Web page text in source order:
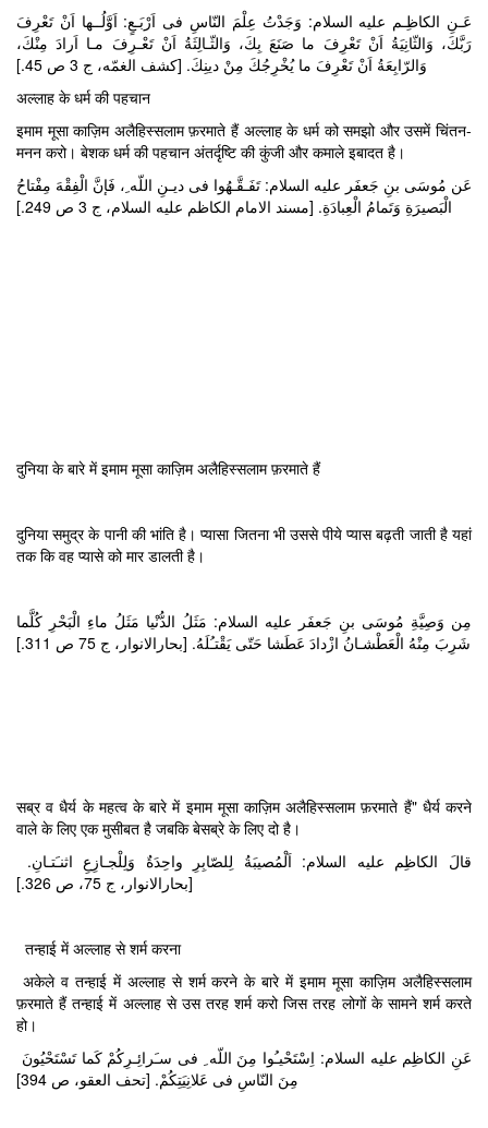
عَـنِ الكاظِـم عليه السلام: وَجَدْتُ عِلْمَ النّاسِ فى اَرْبَـعٍ: اَوَّلُــها اَنْ تَعْرِفَ
رَبَّكَ، وَالثّانِيَةُ اَنْ تَعْرِفَ ما صَنَعَ بِكَ، وَالثّـالِثَةُ اَنْ تَعْـرِفَ مـا اَرادَ مِنْكَ،
وَالرّابِعَةُ اَنْ تَعْرِفَ ما يُخْرِجُكَ مِنْ دينِكَ. [كشف الغمّه، ج 3 ص 45.]
अल्लाह के धर्म की पहचान
इमाम मूसा काज़िम अलैहिस्सलाम फ़रमाते हैं अल्लाह के धर्म को समझो और उसमें चिंतन-
मनन करो। बेशक धर्म की पहचान अंतर्दृष्टि की कुंजी और कमाले इबादत है।
عَن مُوسَى بنِ جَعفَر عليه السلام: تَفَـقَّـهُوا فى ديـنِ اللّه ِ، فَإنَّ الْفِقْهَ مِفْتاحُ
الْبَصيرَةِ وَتَمامُ الْعِبادَةِ. [مسند الامام الكاظم عليه السلام، ج 3 ص 249.]
दुनिया के बारे में इमाम मूसा काज़िम अलैहिस्सलाम फ़रमाते हैं
दुनिया समुद्र के पानी की भांति है। प्यासा जितना भी उससे पीये प्यास बढ़ती जाती है यहां
तक कि वह प्यासे को मार डालती है।
مِن وَصِيَّةِ مُوسَى بنِ جَعفَر عليه السلام: مَثَلُ الدُّنْيا مَثَلُ ماءِ الْبَحْرِ كُلَّما
شَرِبَ مِنْهُ الْعَطْشـانُ ازْدادَ عَطَشا حَتّى يَقْتـُلَهُ. [بحارالانوار، ج 75 ص 311.]
सब्र व धैर्य के महत्व के बारे में इमाम मूसा काज़िम अलैहिस्सलाम फ़रमाते हैं" धैर्य करने
वाले के लिए एक मुसीबत है जबकि बेसब्रे के लिए दो है।
[بحارالانوار، ج 75، ص 326.]
तन्हाई में अल्लाह से शर्म करना
अकेले व तन्हाई में अल्लाह से शर्म करने के बारे में इमाम मूसा काज़िम अलैहिस्सलाम
फ़रमाते हैं तन्हाई में अल्लाह से उस तरह शर्म करो जिस तरह लोगों के सामने शर्म करते
हो।
مِنَ النّاسِ فى عَلانِيَتِكُمْ. [تحف العقو، ص 394]